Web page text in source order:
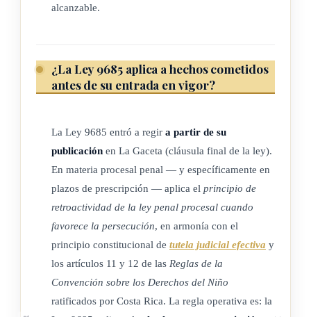
alcanzable.
¿La Ley 9685 aplica a hechos cometidos
antes de su entrada en vigor?
La Ley 9685 entró a regir a partir de su
publicación en La Gaceta (cláusula final de la ley).
En materia procesal penal — y específicamente en
plazos de prescripción — aplica el principio de
retroactividad de la ley penal procesal cuando
favorece la persecución, en armonía con el
principio constitucional de tutela judicial efectiva y
los artículos 11 y 12 de las Reglas de la
Convención sobre los Derechos del Niño
ratificados por Costa Rica. La regla operativa es: la